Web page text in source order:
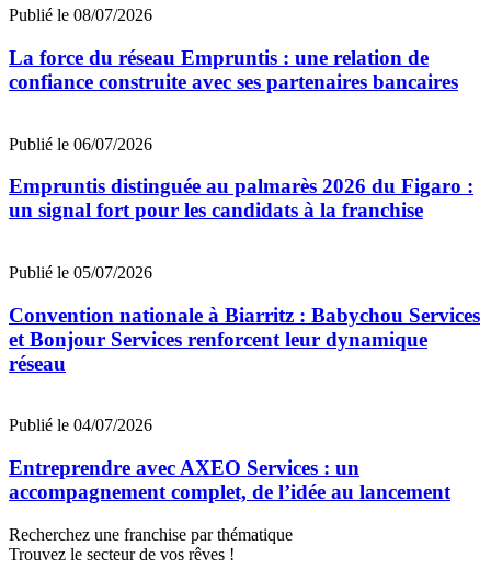
Publié le 08/07/2026
La force du réseau Empruntis : une relation de
confiance construite avec ses partenaires bancaires
Publié le 06/07/2026
Empruntis distinguée au palmarès 2026 du Figaro :
un signal fort pour les candidats à la franchise
Publié le 05/07/2026
Convention nationale à Biarritz : Babychou Services
et Bonjour Services renforcent leur dynamique
réseau
Publié le 04/07/2026
Entreprendre avec AXEO Services : un
accompagnement complet, de l’idée au lancement
Recherchez une franchise par thématique
Trouvez le secteur de vos rêves !